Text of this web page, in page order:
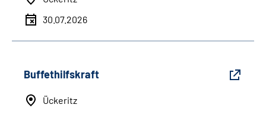
30.07.2026
Buffethilfskraft
Ückeritz